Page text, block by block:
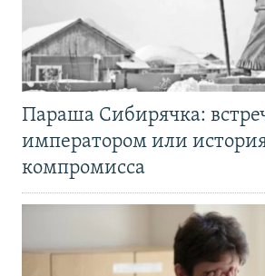
Параша Сибирячка:
императором или
компромисса